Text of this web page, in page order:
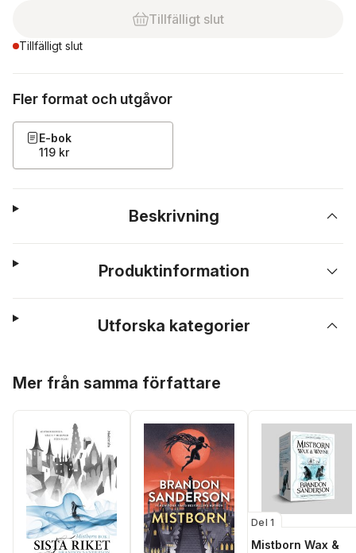
Tillfälligt slut
Tillfälligt slut
Fler format och utgåvor
E-bok
119 kr
Beskrivning
Produktinformation
Utforska kategorier
Mer från samma författare
Del 1
Mistborn Wax &